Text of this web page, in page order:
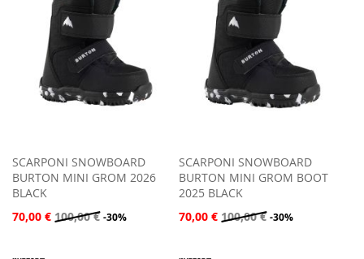
DESIDERI
DESIDERI
SCARPONI SNOWBOARD
BURTON MINI GROM 2026
BLACK
70,00 € 100,00 € -30%
SCARPONI SNOWBOARD
BURTON MINI GROM BOOT
2025 BLACK
70,00 € 100,00 € -30%